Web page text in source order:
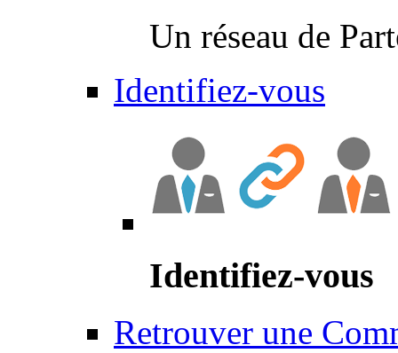
Un réseau de
Identifiez-vous
Identifiez-vous
Retrouver une